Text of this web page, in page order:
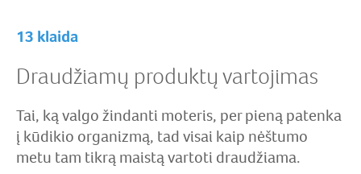
13 klaida
Draudžiamų produktų vartojimas
Tai, ką valgo žindanti moteris, per pieną patenka
į kūdikio organizmą, tad visai kaip nėštumo
metu tam tikrą maistą vartoti draudžiama.